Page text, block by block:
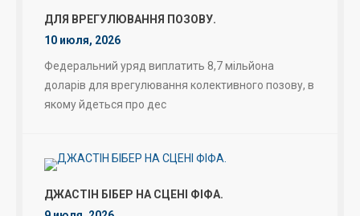
ДЛЯ ВРЕГУЛЮВАННЯ ПОЗОВУ.
10 июля, 2026
Федеральний уряд виплатить 8,7 мільйона
доларів для врегулювання колективного позову, в
якому йдеться про дес
ДЖАСТІН БІБЕР НА СЦЕНІ ФІФА.